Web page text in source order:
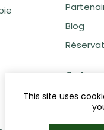
Blog
This site uses